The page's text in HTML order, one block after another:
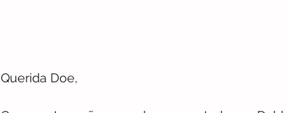
Querida Doe,